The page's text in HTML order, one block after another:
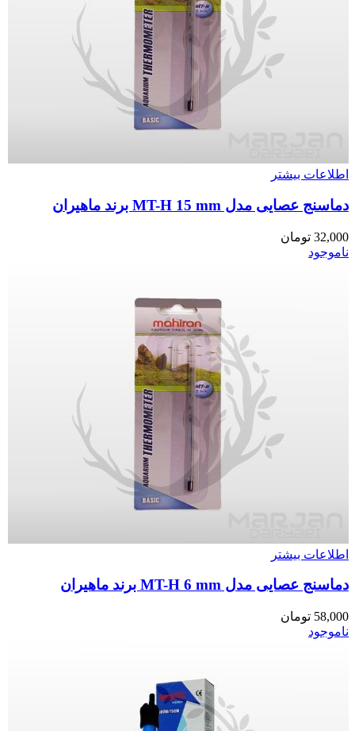
اطلاعات بیشتر
دماسنج عصایی مدل MT-H 15 mm برند ماهیران
32,000 تومان
ناموجود
اطلاعات بیشتر
دماسنج عصایی مدل MT-H 6 mm برند ماهیران
58,000 تومان
ناموجود